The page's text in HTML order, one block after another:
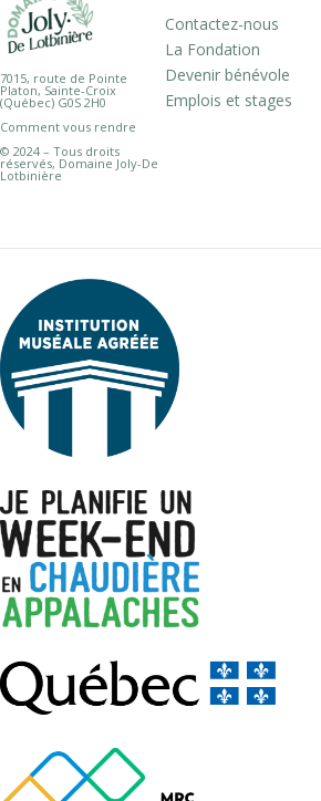
7015, route de Pointe
Platon, Sainte-Croix
(Québec) G0S 2H0
Comment vous rendre
© 2024 – Tous droits
réservés, Domaine Joly-De
Lotbinière
Contactez-nous
La Fondation
Devenir bénévole
Emplois et stages